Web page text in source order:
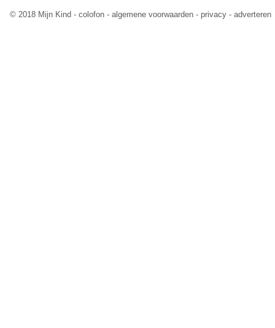
© 2018 Mijn Kind - colofon - algemene voorwaarden - privacy - adverteren